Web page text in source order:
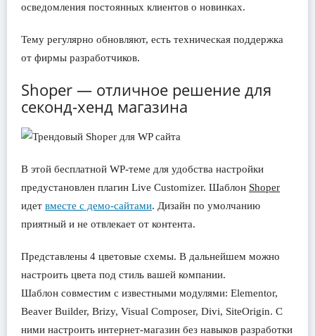
осведомления постоянных клиентов о новинках.
Тему регулярно обновляют, есть техническая поддержка
от фирмы разработчиков.
Shoper — отличное решение для
секонд-хенд магазина
В этой бесплатной WP-теме для удобства настройки
предустановлен плагин Live Customizer. Шаблон Shoper
идет вместе с демо-сайтами. Дизайн по умолчанию
приятный и не отвлекает от контента.
Представлены 4 цветовые схемы. В дальнейшем можно
настроить цвета под стиль вашей компании.
Шаблон совместим с известными модулями: Elementor,
Beaver Builder, Brizy, Visual Composer, Divi, SiteOrigin. С
ними настроить интернет-магазин без навыков разработки